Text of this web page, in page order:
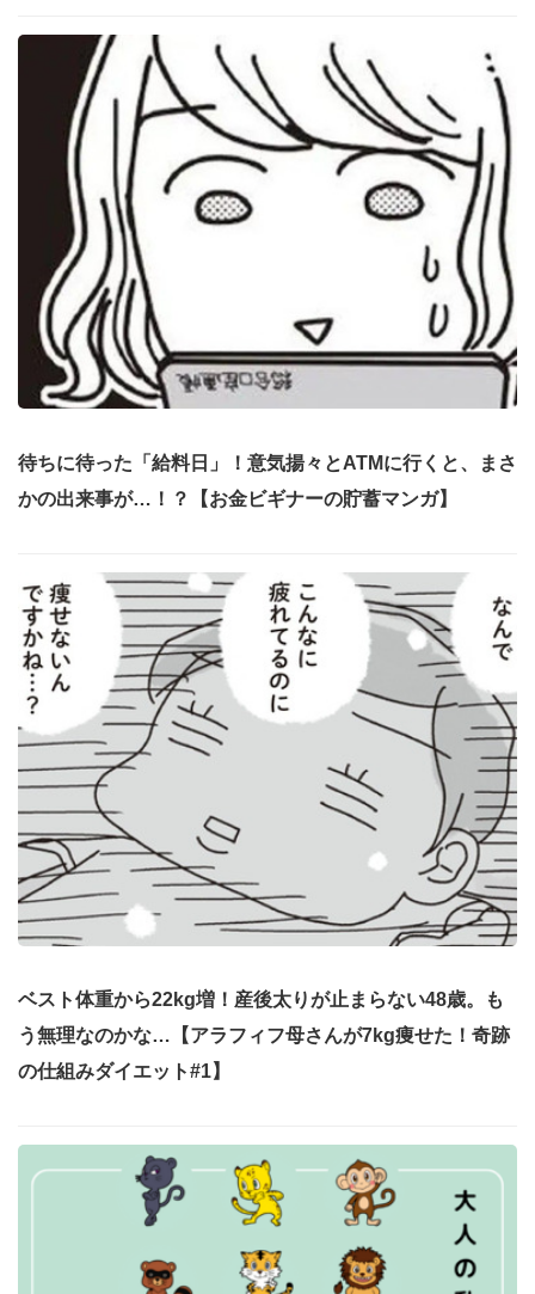
待ちに待った「給料日」！意気揚々とATMに行くと、まさ
かの出来事が…！？【お金ビギナーの貯蓄マンガ】
ベスト体重から22kg増！産後太りが止まらない48歳。も
う無理なのかな…【アラフィフ母さんが7kg痩せた！奇跡
の仕組みダイエット#1】